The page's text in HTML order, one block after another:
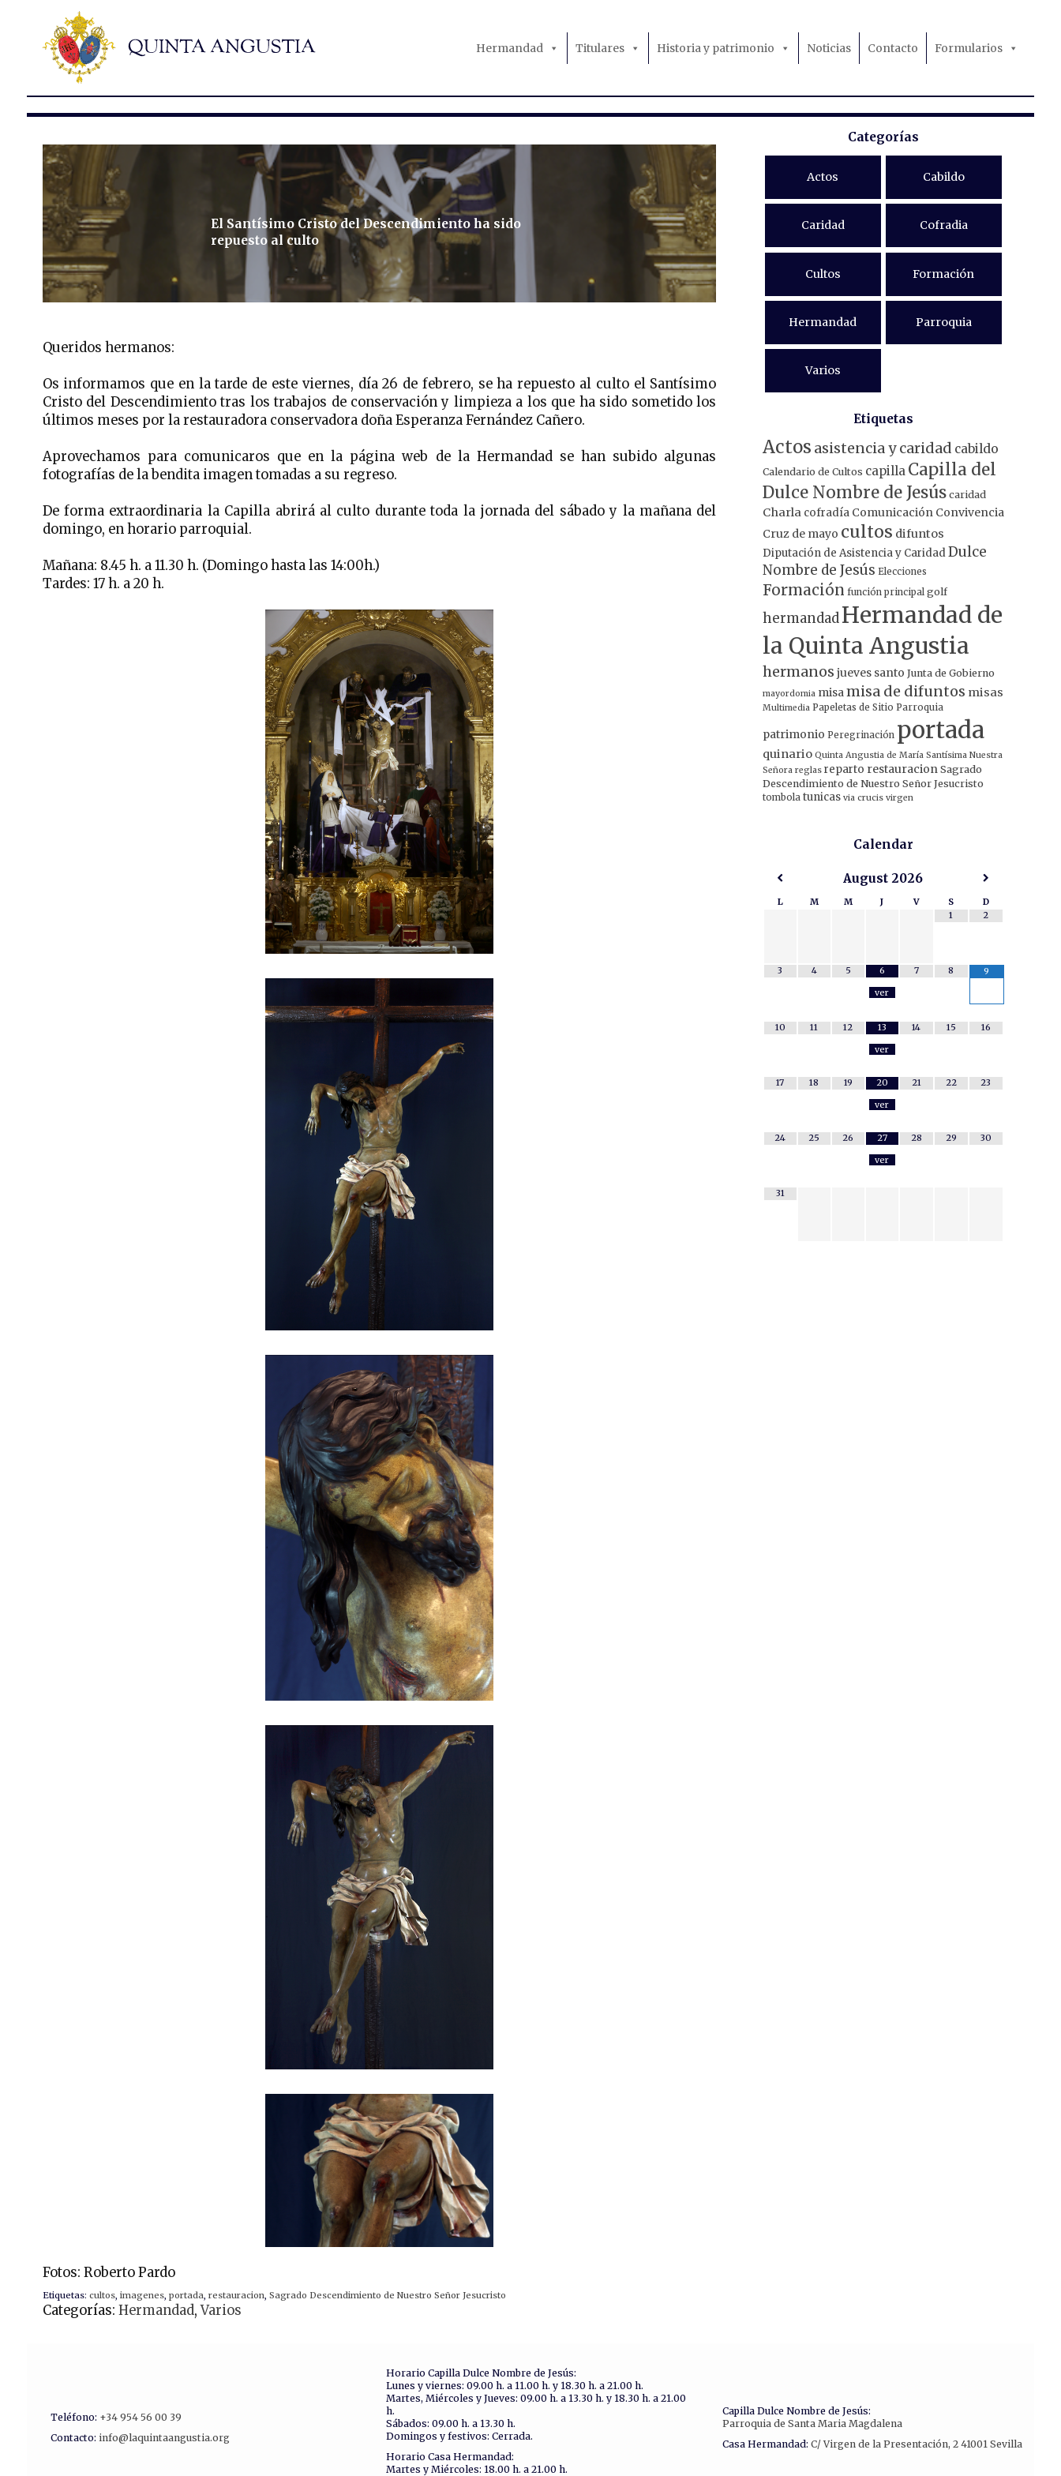
Hermandad Titulares Historia y patrimonio Noticias Contacto Formularios
El Santísimo Cristo del Descendimiento ha sido
repuesto al culto
Queridos hermanos:
Os informamos que en la tarde de este viernes, día 26 de febrero, se ha repuesto al culto el Santísimo
Cristo del Descendimiento tras los trabajos de conservación y limpieza a los que ha sido sometido los
últimos meses por la restauradora conservadora doña Esperanza Fernández Cañero.
Aprovechamos para comunicaros que en la página web de la Hermandad se han subido algunas
fotografías de la bendita imagen tomadas a su regreso.
De forma extraordinaria la Capilla abrirá al culto durante toda la jornada del sábado y la mañana del
domingo, en horario parroquial.
Mañana: 8.45 h. a 11.30 h. (Domingo hasta las 14:00h.)
Tardes: 17 h. a 20 h.
Fotos: Roberto Pardo
Etiquetas: cultos, imagenes, portada, restauracion, Sagrado Descendimiento de Nuestro Señor Jesucristo
Categorías: Hermandad,Varios
Categorías
Actos Cabildo
Caridad Cofradia
Cultos Formación
Hermandad Parroquia
Varios
Etiquetas
Actos asistencia y caridad cabildo
Calendario de Cultos capilla Capilla del
Dulce Nombre de Jesús caridad
Charla cofradía Comunicación Convivencia
Cruz de mayo cultos difuntos
Diputación de Asistencia y CaridadDulce
Nombre de Jesús Elecciones
Formación función principal golf
hermandad Hermandad de
la Quinta Angustia
hermanos jueves santo Junta de Gobierno
mayordomia misamisa de difuntos misas
Multimedia Papeletas de Sitio Parroquia
patrimonio Peregrinación portada
quinario Quinta Angustia de María Santísima Nuestra
Señora reglas reparto restauracion Sagrado
Descendimiento de Nuestro Señor Jesucristo
tombola tunicas via crucis virgen
Calendar
August 2026
L M M J V S
D
1
2
3 4 5
6
ver
7 8 9
10 11 12
13
ver
14 15 16
17 18 19
20
ver
21 22 23
24 25 26
27
ver
28 29 30
31
Teléfono: +34 954 56 00 39
Contacto: info@laquintaangustia.org
Horario Capilla Dulce Nombre de Jesús:
Lunes y viernes: 09.00 h. a 11.00 h. y 18.30 h. a 21.00 h.
Martes, Miércoles y Jueves: 09.00 h. a 13.30 h. y 18.30 h. a 21.00
h.
Sábados: 09.00 h. a 13.30 h.
Domingos y festivos: Cerrada.
Horario Casa Hermandad:
Martes y Miércoles: 18.00 h. a 21.00 h.
Capilla Dulce Nombre de Jesús:
Parroquia de Santa Maria Magdalena
Casa Hermandad: C/ Virgen de la Presentación, 2 41001 Sevilla